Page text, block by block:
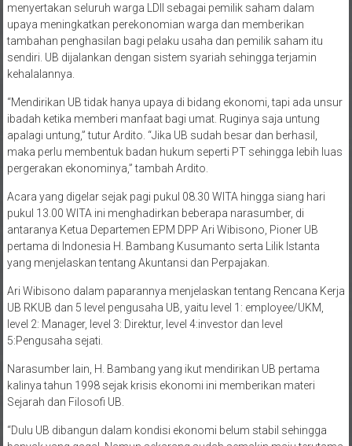
menyertakan seluruh warga LDII sebagai pemilik saham dalam
upaya meningkatkan perekonomian warga dan memberikan
tambahan penghasilan bagi pelaku usaha dan pemilik saham itu
sendiri. UB dijalankan dengan sistem syariah sehingga terjamin
kehalalannya.
“Mendirikan UB tidak hanya upaya di bidang ekonomi, tapi ada unsur
ibadah ketika memberi manfaat bagi umat. Ruginya saja untung
apalagi untung,” tutur Ardito. “Jika UB sudah besar dan berhasil,
maka perlu membentuk badan hukum seperti PT sehingga lebih luas
pergerakan ekonominya,” tambah Ardito.
Acara yang digelar sejak pagi pukul 08.30 WITA hingga siang hari
pukul 13.00 WITA ini menghadirkan beberapa narasumber, di
antaranya Ketua Departemen EPM DPP Ari Wibisono, Pioner UB
pertama di Indonesia H. Bambang Kusumanto serta Lilik Istanta
yang menjelaskan tentang Akuntansi dan Perpajakan.
Ari Wibisono dalam paparannya menjelaskan tentang Rencana Kerja
UB RKUB dan 5 level pengusaha UB, yaitu level 1: employee/UKM,
level 2: Manager, level 3: Direktur, level 4:investor dan level
5:Pengusaha sejati.
Narasumber lain, H. Bambang yang ikut mendirikan UB pertama
kalinya tahun 1998 sejak krisis ekonomi ini memberikan materi
Sejarah dan Filosofi UB.
“Dulu UB dibangun dalam kondisi ekonomi belum stabil sehingga